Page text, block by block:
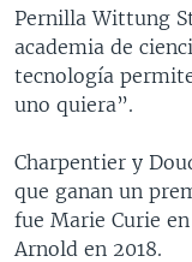
Pernilla Wittung
academia de
tecnología
uno quiera”.
Charpentier y
que ganan un
fue Marie Curie
Arnold en 2018.